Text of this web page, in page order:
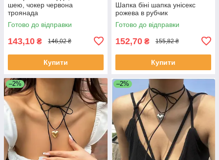
шею, чокер червона
троянада
Готово до відправки
143,10 ₴ 146,02 ₴
Купити
Шапка біні шапка унісекс
рожева в рубчик
Готово до відправки
152,70 ₴ 155,82 ₴
Купити
–2% –2%